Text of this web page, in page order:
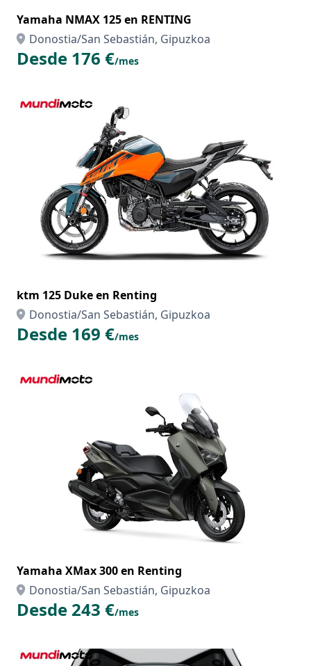
Yamaha NMAX 125 en RENTING
Donostia/San Sebastián, Gipuzkoa
Desde 176 €/mes
ktm 125 Duke en Renting
Donostia/San Sebastián, Gipuzkoa
Desde 169 €/mes
Yamaha XMax 300 en Renting
Donostia/San Sebastián, Gipuzkoa
Desde 243 €/mes